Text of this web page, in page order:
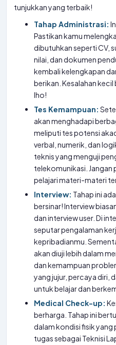
tunjukkan yang terbaik!
Tahap Administrasi:
Pastikan kamu
dibutuhkan seperti CV,
nilai, dan dokumen
kembali kelengkapan
berikan. Kesalahan kecil
lho!
Tes Kemampuan:
akan menghadapi
meliputi tes potensi
verbal, numerik, dan
teknis yang menguji
telekomunikasi. Jangan
pelajari materi-materi
Interview: Tahap ini
bersinar! Interview
dan interview user. Di
seputar pengalaman
kepribadianmu.
akan diuji lebih dalam
dan kemampuan
yang jujur, percaya diri,
untuk belajar dan
Medical Check-up:
berharga. Tahap ini
dalam kondisi fisik yang
tugas sebagai Teknisi